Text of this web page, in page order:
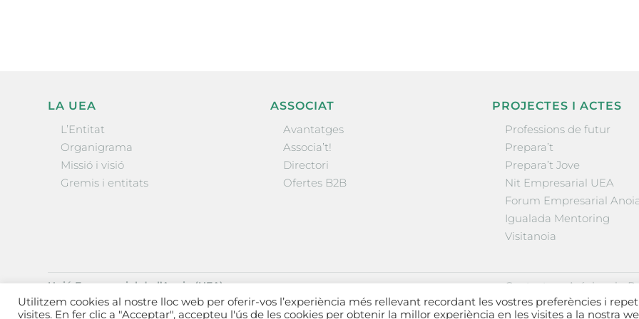
LA UEA
L’Entitat
Organigrama
Missió i visió
Gremis i entitats
ASSOCIAT
Avantatges
Associa’t!
Directori
Ofertes B2B
PROJECTES I ACTES
Professions de futur
Prepara’t
Prepara’t Jove
Nit Empresarial UEA
Forum Empresarial
Igualada Mentoring
Visitanoia
Unió Empresarial de l’Anoia (UEA)
Ctra. de Manresa, 131, 08700 – Igualada(Barcelona)
Tel 93 805 22 92
Contactar·Avís legal·
Utilitzem cookies al nostre lloc web per oferir-vos l’experiència més rellevant recordant les vostres preferències i
visites. En fer clic a "Acceptar", accepteu l'ús de les cookies per obtenir la millor experiència en les visites a la nostra